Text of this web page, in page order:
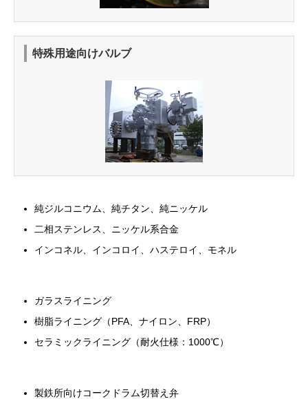
特殊用途向けバルブ
純ジルコニウム、純チタン、純ニッケル
二相ステンレス、ニッケル系合金
インコネル、インコロイ、ハステロイ、モネル
ガラスライニング
樹脂ライニング（PFA、ナイロン、FRP）
セラミックライニング（耐火仕様：1000℃）
製鉄所向けコークドラム切替え弁